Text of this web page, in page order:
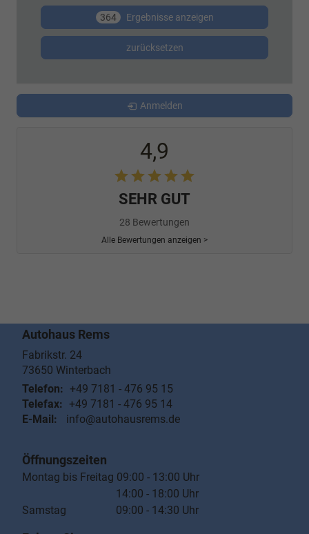
364 Ergebnisse anzeigen
zurücksetzen
Anmelden
4,9
SEHR GUT
28 Bewertungen
Alle Bewertungen anzeigen >
Autohaus Rems
Fabrikstr. 24
73650 Winterbach
Telefon: +49 7181 - 476 95 15
Telefax: +49 7181 - 476 95 14
E-Mail:
info@autohausrems.de
Öffnungszeiten
Montag bis Freitag 09:00 - 13:00 Uhr
14:00 - 18:00 Uhr
Samstag 09:00 - 14:30 Uhr